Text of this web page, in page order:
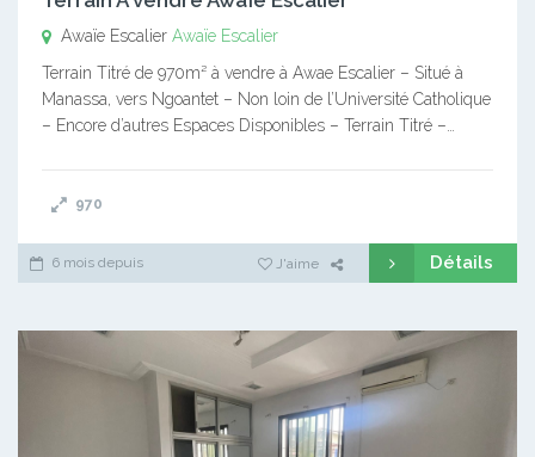
Awaïe Escalier Awaïe Escalier
Terrain Titré de 970m² à vendre à Awae Escalier – Situé à
Manassa, vers Ngoantet – Non loin de l’Université Catholique
– Encore d’autres Espaces Disponibles – Terrain Titré –…
970
6 mois depuis J'aime Détails